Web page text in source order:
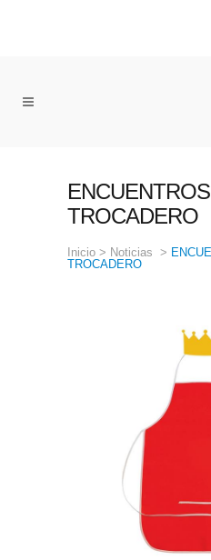
TROCADERO
Inicio > Noticias >
TROCADERO